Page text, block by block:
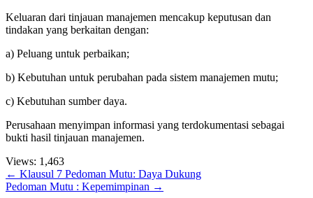
Keluaran dari tinjauan manajemen mencakup keputusan dan
tindakan yang berkaitan dengan:
a) Peluang untuk perbaikan;
b) Kebutuhan untuk perubahan pada sistem manajemen mutu;
c) Kebutuhan sumber daya.
Perusahaan menyimpan informasi yang terdokumentasi sebagai
bukti hasil tinjauan manajemen.
Views: 1,463
Post
navigation
← Klausul 7 Pedoman Mutu: Daya Dukung
Pedoman Mutu : Kepemimpinan →